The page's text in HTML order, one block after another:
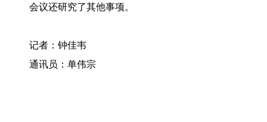
会议还研究了其他事项。
记者 ：钟佳韦
通讯员：单伟宗